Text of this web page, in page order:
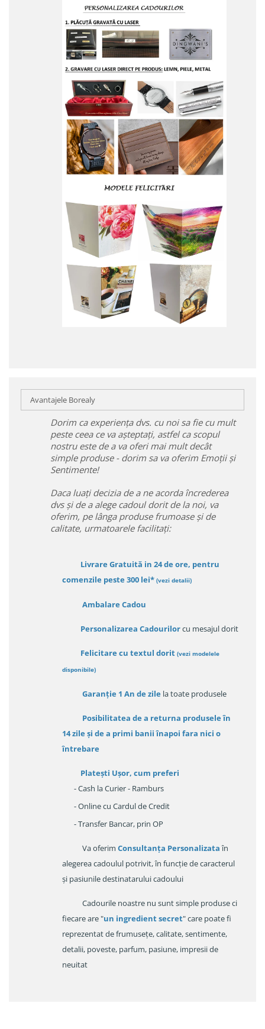
Avantajele Borealy
Dorim ca experiența dvs. cu noi sa fie cu mult
peste ceea ce va așteptați, astfel ca scopul
nostru este de a va oferi mai mult decât
simple produse - dorim sa va oferim Emoții și
Sentimente!
Daca luați decizia de a ne acorda încrederea
dvs și de a alege cadoul dorit de la noi, va
oferim, pe lânga produse frumoase și de
calitate, urmatoarele facilitați:
Livrare Gratuită in 24 de ore, pentru
comenzile peste 300 lei* (vezi detalii)
Ambalare Cadou
Personalizarea Cadourilorcu mesajul dorit
Felicitare cu textul dorit (vezi modelele
disponibile)
Garanție 1 An de zile la toate produsele
Posibilitatea de a returna produsele în
14 zileși de a primi banii înapoi fara nici o
întrebare
Platești Ușor, cum preferi
- Cash la Curier - Ramburs
- Online cu Cardul de Credit
- Transfer Bancar, prin OP
Va oferim Consultanța Personalizataîn
alegerea cadoulul potrivit, în funcție de caracterul
și pasiunile destinatarului cadoului
Cadourile noastre nu sunt simple produse ci
fiecare are "un ingredient secret" care poate fi
reprezentat de frumusețe, calitate, sentimente,
detalii, poveste, parfum, pasiune, impresii de
neuitat